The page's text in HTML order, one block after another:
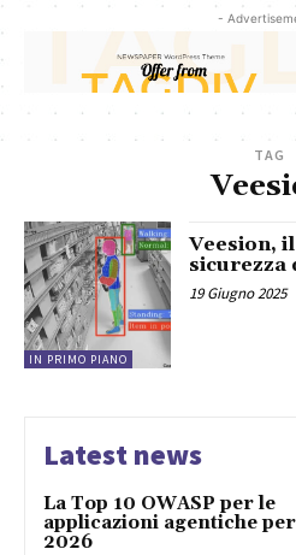
-
TAG
IN PRIMO PIANO
Veesion,
sicurezza
19 Giugno 2025
Latest news
La Top 10 OWASP per le
applicazioni agentiche
2026